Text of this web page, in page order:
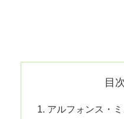
目次
アルフォンス・